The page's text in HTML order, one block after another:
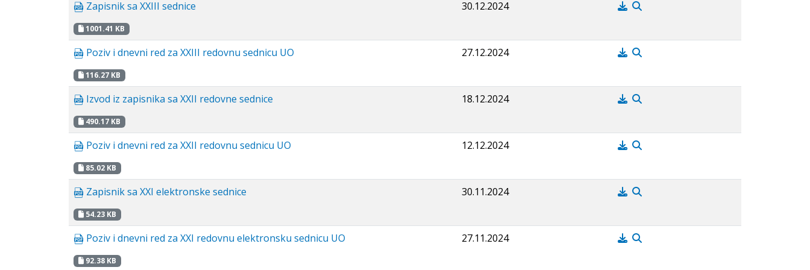
Zapisnik sa XXIII sednice
1001.41 KB
30.12.2024
Poziv i dnevni red za XXIII redovnu sednicu UO
116.27 KB
27.12.2024
Izvod iz zapisnika sa XXII redovne sednice
490.17 KB
18.12.2024
Poziv i dnevni red za XXII redovnu sednicu UO
85.02 KB
12.12.2024
Zapisnik sa XXI elektronske sednice
54.23 KB
30.11.2024
Poziv i dnevni red za XXI redovnu elektronsku sednicu UO
92.38 KB
27.11.2024